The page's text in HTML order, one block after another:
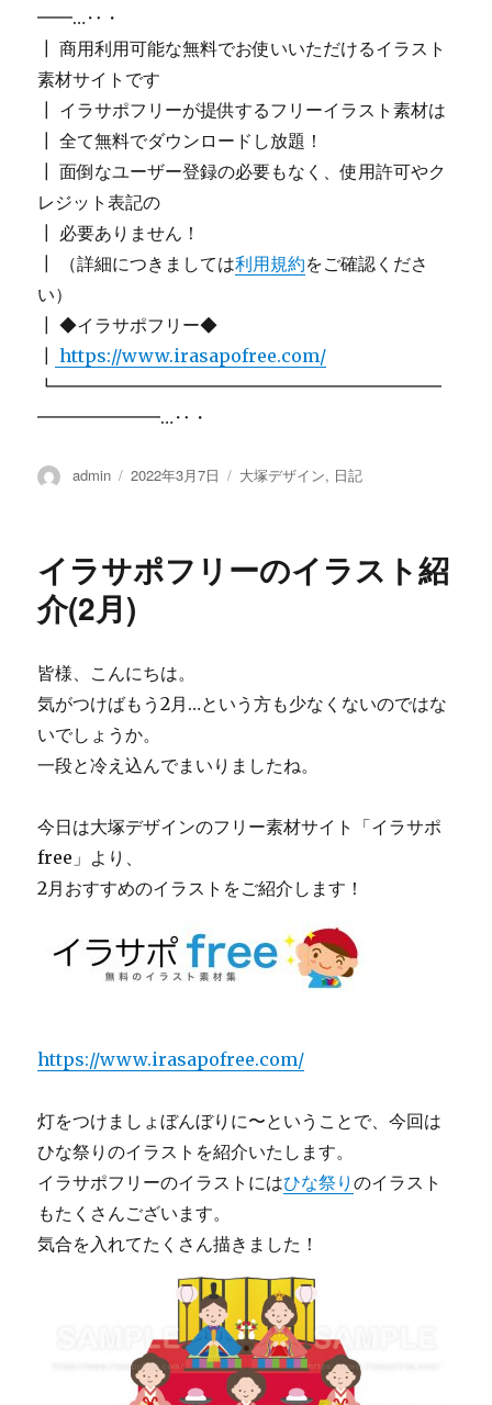
━━…‥・
┃ 商用利用可能な無料でお使いいただけるイラスト
素材サイトです
┃ イラサポフリーが提供するフリーイラスト素材は
┃ 全て無料でダウンロードし放題！
┃ 面倒なユーザー登録の必要もなく、使用許可やク
レジット表記の
┃ 必要ありません！
┃ （詳細につきましては利用規約をご確認くださ
い）
┃ ◆イラサポフリー◆
https://www.irasapofree.com/
┗━━━━━━━━━━━━━━━━━━━━━━
━━━━━━━…‥・
投
admin
投
2022年3月7日
カ
ー
大塚デザイン, 日記
イラサポフリーのイラスト紹
介(2月)
皆様、こんにちは。
気がつけばもう2月…という方も少なくないのではな
いでしょうか。
一段と冷え込んでまいりましたね。
今日は大塚デザインのフリー素材サイト「イラサポ
free」より、
2月おすすめのイラストをご紹介します！
https://www.irasapofree.com/
灯をつけましょぼんぼりに〜ということで、今回は
ひな祭りのイラストを紹介いたします。
イラサポフリーのイラストにはひな祭りのイラスト
もたくさんございます。
気合を入れてたくさん描きました！